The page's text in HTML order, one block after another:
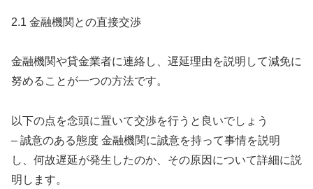
2.1 金融機関との直接交渉
金融機関や貸金業者に連絡し、遅延理由を説明して減免に
努めることが一つの方法です。
以下の点を念頭に置いて交渉を行うと良いでしょう
– 誠意のある態度 金融機関に誠意を持って事情を説明
し、何故遅延が発生したのか、その原因について詳細に説
明します。